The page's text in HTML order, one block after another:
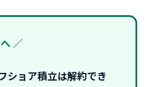
／
ショア積立は解約でき